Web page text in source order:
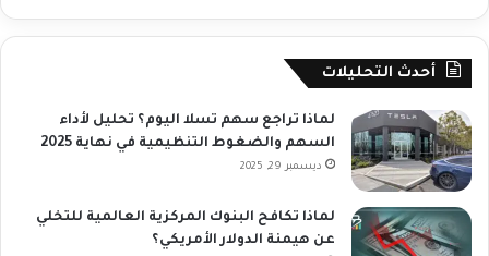
أحدث التحليلات
لماذا تراجع سهم تسلا اليوم؟ تحليل لأداء
السهم والضغوط التنظيمية في نهاية 2025
ديسمبر 29, 2025
لماذا تكافح البنوك المركزية العالمية للتخلي
عن هيمنة الدولار الأمريكي؟